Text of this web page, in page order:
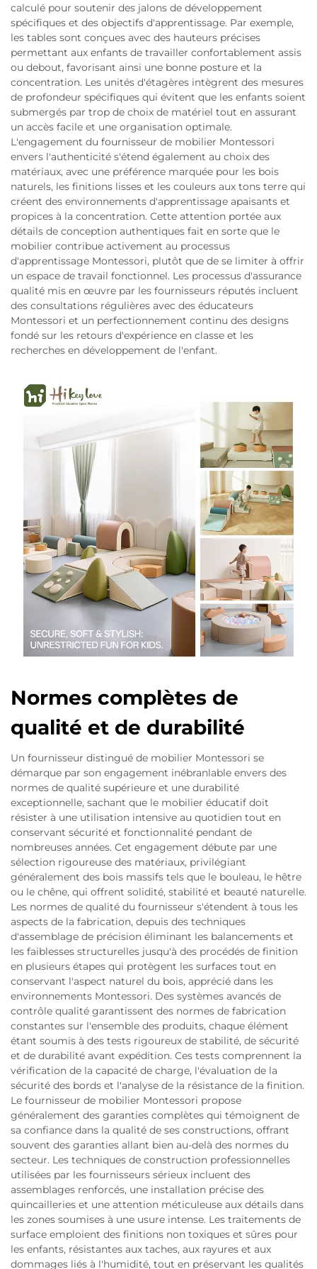
calculé pour soutenir des jalons de développement
spécifiques et des objectifs d'apprentissage. Par exemple,
les tables sont conçues avec des hauteurs précises
permettant aux enfants de travailler confortablement assis
ou debout, favorisant ainsi une bonne posture et la
concentration. Les unités d'étagères intègrent des mesures
de profondeur spécifiques qui évitent que les enfants soient
submergés par trop de choix de matériel tout en assurant
un accès facile et une organisation optimale.
L'engagement du fournisseur de mobilier Montessori
envers l'authenticité s'étend également au choix des
matériaux, avec une préférence marquée pour les bois
naturels, les finitions lisses et les couleurs aux tons terre qui
créent des environnements d'apprentissage apaisants et
propices à la concentration. Cette attention portée aux
détails de conception authentiques fait en sorte que le
mobilier contribue activement au processus
d'apprentissage Montessori, plutôt que de se limiter à offrir
un espace de travail fonctionnel. Les processus d'assurance
qualité mis en œuvre par les fournisseurs réputés incluent
des consultations régulières avec des éducateurs
Montessori et un perfectionnement continu des designs
fondé sur les retours d'expérience en classe et les
recherches en développement de l'enfant.
Normes complètes de
qualité et de durabilité
Un fournisseur distingué de mobilier Montessori se
démarque par son engagement inébranlable envers des
normes de qualité supérieure et une durabilité
exceptionnelle, sachant que le mobilier éducatif doit
résister à une utilisation intensive au quotidien tout en
conservant sécurité et fonctionnalité pendant de
nombreuses années. Cet engagement débute par une
sélection rigoureuse des matériaux, privilégiant
généralement des bois massifs tels que le bouleau, le hêtre
ou le chêne, qui offrent solidité, stabilité et beauté naturelle.
Les normes de qualité du fournisseur s'étendent à tous les
aspects de la fabrication, depuis des techniques
d'assemblage de précision éliminant les balancements et
les faiblesses structurelles jusqu'à des procédés de finition
en plusieurs étapes qui protègent les surfaces tout en
conservant l'aspect naturel du bois, apprécié dans les
environnements Montessori. Des systèmes avancés de
contrôle qualité garantissent des normes de fabrication
constantes sur l'ensemble des produits, chaque élément
étant soumis à des tests rigoureux de stabilité, de sécurité
et de durabilité avant expédition. Ces tests comprennent la
vérification de la capacité de charge, l'évaluation de la
sécurité des bords et l'analyse de la résistance de la finition.
Le fournisseur de mobilier Montessori propose
généralement des garanties complètes qui témoignent de
sa confiance dans la qualité de ses constructions, offrant
souvent des garanties allant bien au-delà des normes du
secteur. Les techniques de construction professionnelles
utilisées par les fournisseurs sérieux incluent des
assemblages renforcés, une installation précise des
quincailleries et une attention méticuleuse aux détails dans
les zones soumises à une usure intense. Les traitements de
surface emploient des finitions non toxiques et sûres pour
les enfants, résistantes aux taches, aux rayures et aux
dommages liés à l'humidité, tout en préservant les qualités